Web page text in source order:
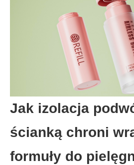
Jak izolacja
ścianką chroni
formuły do